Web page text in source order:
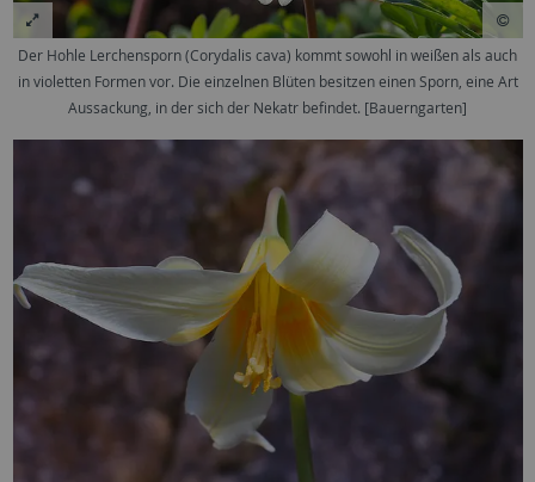
Der Hohle Lerchensporn (Corydalis cava) kommt sowohl in weißen als auch
in violetten Formen vor. Die einzelnen Blüten besitzen einen Sporn, eine Art
Aussackung, in der sich der Nekatr befindet. [Bauerngarten]